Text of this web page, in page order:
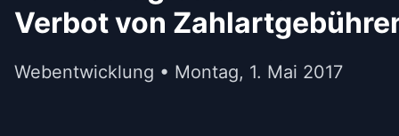
Verbot von
Webentwicklung • Montag, 1. Mai 2017